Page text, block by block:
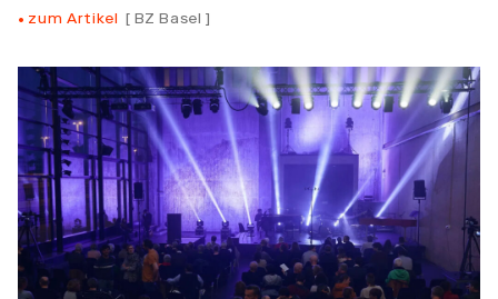
zum Artikel BZ Basel